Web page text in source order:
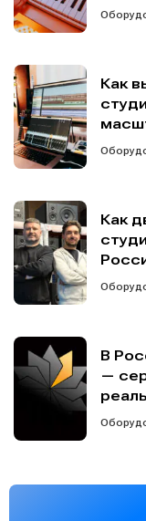
Как
Как
В
—